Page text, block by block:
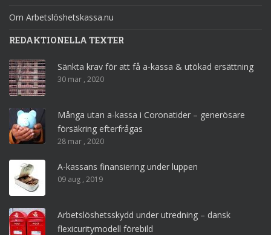
Om Arbetslöshetskassa.nu
REDAKTIONELLA TEXTER
Sänkta krav för att få a-kassa & utökad ersättning
30 mar , 2020
Många utan a-kassa i Coronatider – generösare
försäkring efterfrågas
28 mar , 2020
A-kassans finansiering under luppen
09 aug , 2019
Arbetslöshetsskydd under utredning – dansk
flexicuritymodell förebild